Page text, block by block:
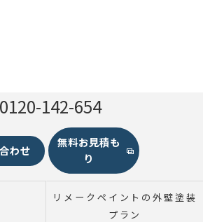
0120-142-654
わせ
無料お見積も
り
リメークペイントの外壁塗装
プラン